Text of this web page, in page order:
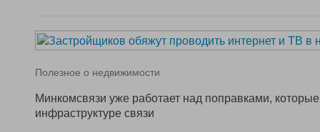
Полезное о недвижимости
Минкомсвязи уже работает над поправками,
инфраструктуре связи